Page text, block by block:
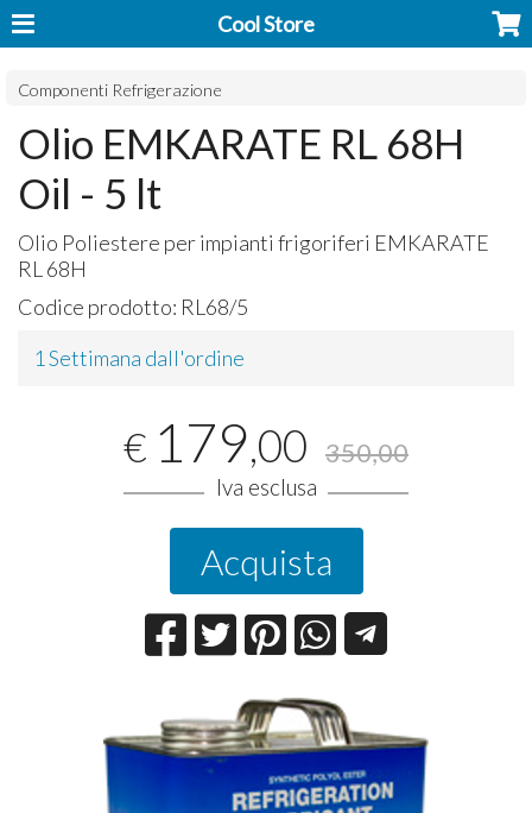
Cool Store
Componenti Refrigerazione
Olio EMKARATE RL 68H
Oil - 5 lt
Olio Poliestere per impianti frigoriferi EMKARATE
RL 68H
Codice prodotto: RL68/5
1 Settimana dall'ordine
€ 179,00 350,00
Iva esclusa
Acquista